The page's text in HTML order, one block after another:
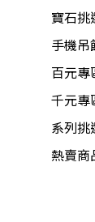
寶石
手機
百元專
千元專
系列挑
熱賣